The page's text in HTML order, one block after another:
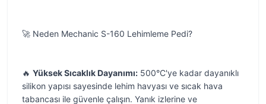
🚀 Neden Mechanic S-160 Lehimleme Pedi?
🔥 Yüksek Sıcaklık Dayanımı: 500°C'ye kadar dayanıklı
silikon yapısı sayesinde lehim havyası ve sıcak hava
tabancası ile güvenle çalışın. Yanık izlerine ve